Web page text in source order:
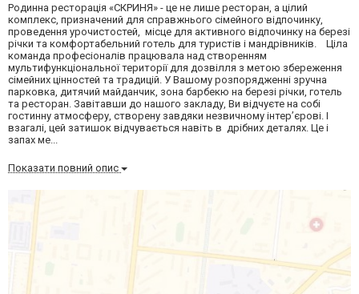
Родинна ресторація «СКРИНЯ» - це не лише ресторан, а цілий
комплекс, призначений для справжнього сімейного відпочинку,
проведення урочистостей, місце для активного відпочинку на березі
річки та комфортабельний готель для туристів і мандрівників. Ціла
команда професіоналів працювала над створенням
мультифункціональної території для дозвілля з метою збереження
сімейних цінностей та традицій. У Вашому розпорядженні зручна
парковка, дитячий майданчик, зона барбекю на березі річки, готель
та ресторан. Завітавши до нашого закладу, Ви відчуєте на собі
гостинну атмосферу, створену завдяки незвичному інтер’єрові. І
взагалі, цей затишок відчувається навіть в дрібних деталях. Це і
запах ме...
Показати повний опис